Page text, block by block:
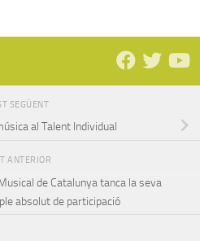
SEGÜENT
al Talent Individual
ANTERIOR
de Catalunya tanca la seva
absolut de participació